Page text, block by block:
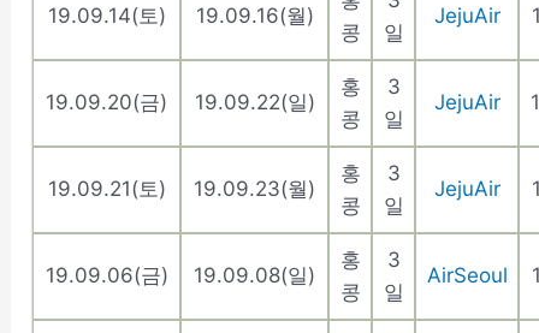
19.09.14(토) 19.09.16(월)
콩
일
JejuAir
19.09.20(금) 19.09.22(일)
홍
콩
3
일
JejuAir
19.09.21(토) 19.09.23(월)
홍
콩
3
일
JejuAir
19.09.06(금) 19.09.08(일)
홍
콩
3
일
AirSeoul